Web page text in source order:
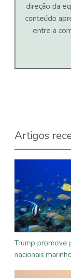
direção da
conteúdo
entre a
Artigos
Trump promove
nacionais